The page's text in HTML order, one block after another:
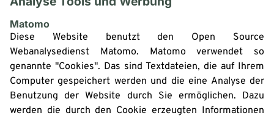
Matomo
Diese Website benutzt den Open Source
Webanalysedienst Matomo. Matomo verwendet so
genannte "Cookies". Das sind Textdateien, die auf Ihrem
Computer gespeichert werden und die eine Analyse der
Benutzung der Website durch Sie ermöglichen. Dazu
werden die durch den Cookie erzeugten Informationen